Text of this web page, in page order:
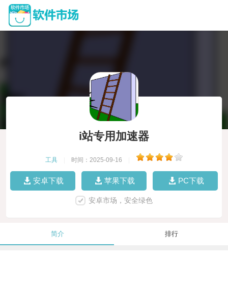
i站专用加速器
工具 时间：2025-09-16
安卓下载 苹果下载 PC下载
安卓市场，安全绿色
简介 排行